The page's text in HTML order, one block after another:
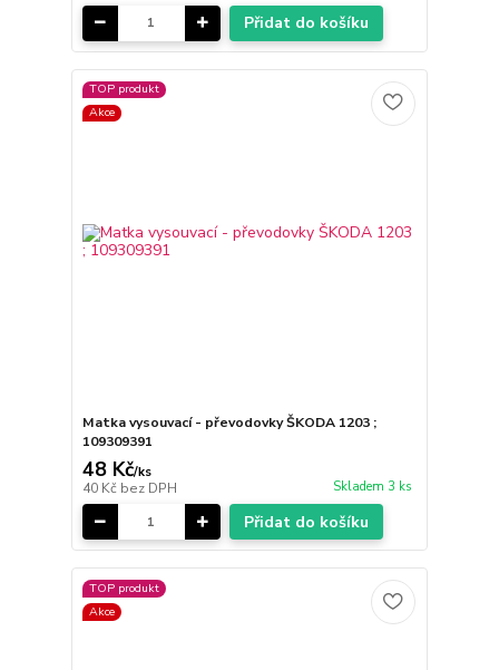
Přidat do košíku
TOP produkt
Akce
Matka vysouvací - převodovky ŠKODA 1203 ;
109309391
48 Kč/ks
40 Kč bez DPH Skladem 3 ks
Přidat do košíku
TOP produkt
Akce